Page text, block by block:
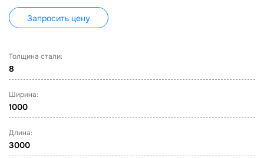
Запросить цену
Толщина стали:
8
Ширина:
1000
Длина:
3000